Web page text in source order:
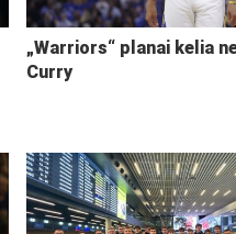
„Warriors“ planai kelia
Curry